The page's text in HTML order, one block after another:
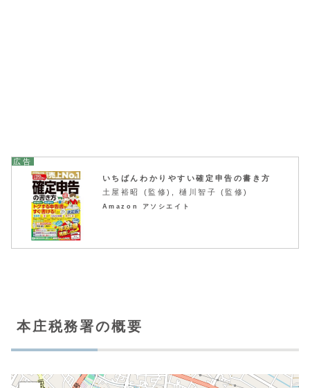
いちばんわかりやすい確定申告の書き方
土屋裕昭 (監修), 樋川智子 (監修)
Amazon アソシエイト
本庄税務署の概要